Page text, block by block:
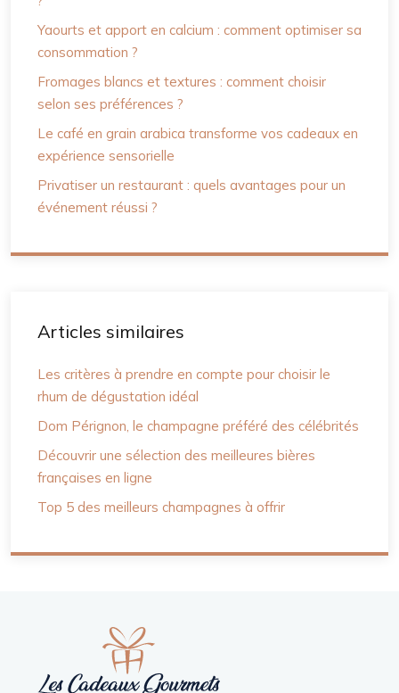
Yaourts et apport en calcium : comment optimiser sa
consommation ?
Fromages blancs et textures : comment choisir
selon ses préférences ?
Le café en grain arabica transforme vos cadeaux en
expérience sensorielle
Privatiser un restaurant : quels avantages pour un
événement réussi ?
Articles similaires
Les critères à prendre en compte pour choisir le
rhum de dégustation idéal
Dom Pérignon, le champagne préféré des célébrités
Découvrir une sélection des meilleures bières
françaises en ligne
Top 5 des meilleurs champagnes à offrir